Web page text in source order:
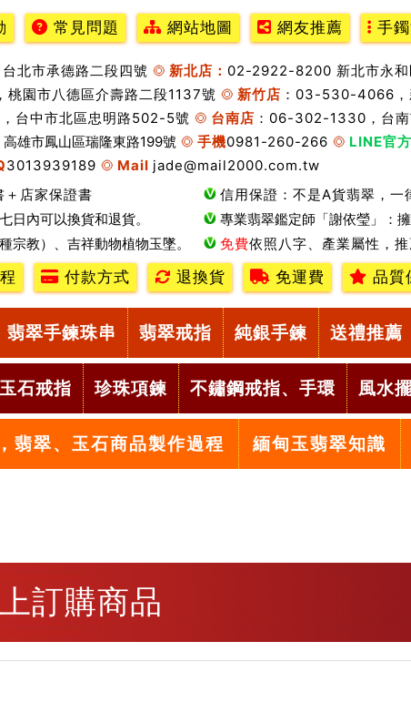
常見問題 網站地圖 網友推薦 手
北市承德路二段四號 新北店： 02-2922-8200 新北市永和
園市八德區介壽路二段1137號 新竹店 ：03-530-4066，
台中市北區忠明路502-5號 台南店 ：06-302-1330，台
高雄市鳳山區瑞隆東路199號 手機0981-260-266 LINE官方
3013939189 Mail jade@mail2000.com.tw
＋店家保證書
信用保證：不是A貨翡翠，一
日內可以換貨和退貨。
專業翡翠鑑定師「謝依瑩」：擁
宗教）、吉祥動物植物玉墜。
免費依照八字、產業屬性，
付款方式 退換貨 免運費 品質
翡翠手鍊珠串 翡翠戒指 純銀手鍊 送禮推薦
玉石戒指 珍珠項鍊 不鏽鋼戒指、手環 風水
翡翠、玉石商品製作過程 緬甸玉翡翠知識
訂購商品